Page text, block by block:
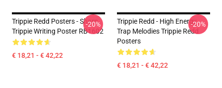
Trippie Redd Posters - Sharp
Trippie Writing Poster RB1602
€ 18,21 - € 42,22
-20%
Trippie Redd - High Energy
Trap Melodies Trippie Redd
Posters
€ 18,21 - € 42,22
-20%